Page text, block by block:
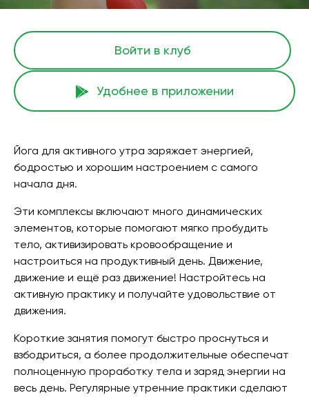
Войти в клуб
Удобнее в приложении
Йога для активного утра заряжает энергией,
бодростью и хорошим настроением с самого
начала дня.
Эти комплексы включают много динамических
элементов, которые помогают мягко пробудить
тело, активизировать кровообращение и
настроиться на продуктивный день. Движение,
движение и ещё раз движение! Настройтесь на
активную практику и получайте удовольствие от
движения.
Короткие занятия помогут быстро проснуться и
взбодриться, а более продолжительные обеспечат
полноценную проработку тела и заряд энергии на
весь день. Регулярные утренние практики сделают